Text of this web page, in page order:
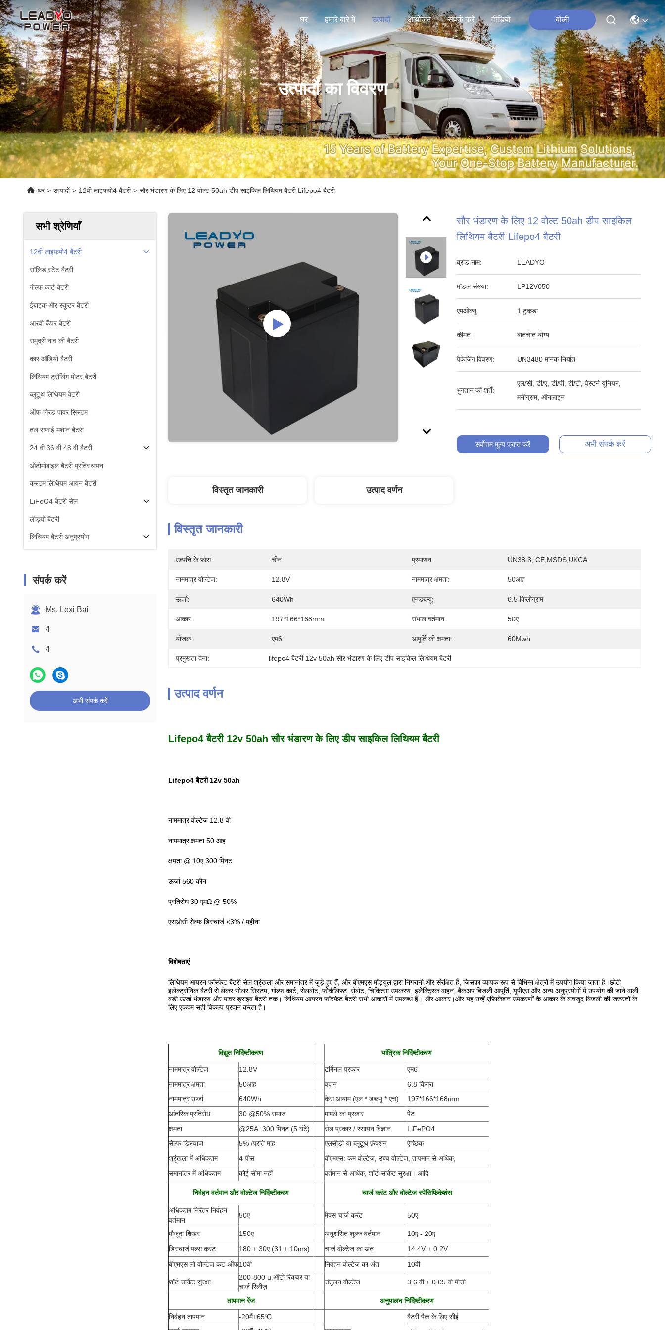
घर हमारे बारे में उत्पादों आयोजन संपर्क करें वीडियो बोली
उत्पादों का विवरण
घर > उत्पादों > 12वी लाइफपो4 बैटरी > सौर भंडारण के लिए 12 वोल्ट 50ah डीप साइकिल लिथियम बैटरी Lifepo4 बैटरी
सभी श्रेणियाँ
12वी लाइफपो4 बैटरी
सॉलिड स्टेट बैटरी
गोल्फ कार्ट बैटरी
ईबाइक और स्कूटर बैटरी
आरवी कैंपर बैटरी
समुद्री नाव की बैटरी
कार ऑडियो बैटरी
लिथियम ट्रॉलिंग मोटर बैटरी
ब्लूटूथ लिथियम बैटरी
ऑफ-ग्रिड पावर सिस्टम
तल सफाई मशीन बैटरी
24 वी 36 वी 48 वी बैटरी
ऑटोमोबाइल बैटरी प्रतिस्थापन
कस्टम लिथियम आयन बैटरी
LiFeO4 बैटरी सेल
लीड्यो बैटरी
लिथियम बैटरी अनुप्रयोग
संपर्क करें
Ms. Lexi Bai
4
4
अभी संपर्क करें
सौर भंडारण के लिए 12 वोल्ट 50ah डीप साइकिल
लिथियम बैटरी Lifepo4 बैटरी
ब्रांड नाम: LEADYO
मॉडल संख्या: LP12V050
एमओक्यू: 1 टुकड़ा
कीमत: बातचीत योग्य
पैकेजिंग विवरण: UN3480 मानक निर्यात
भुगतान की शर्तें:
एल/सी, डी/ए, डी/पी, टी/टी, वेस्टर्न यूनियन,
मनीग्राम, ऑनलाइन
सर्वोत्तम मूल्य प्राप्त करें अभी संपर्क करें
विस्तृत जानकारी उत्पाद वर्णन
विस्तृत जानकारी
उत्पत्ति के प्लेस: चीन प्रमाणन: UN38.3, CE,MSDS,UKCA
नाममात्र वोल्टेज: 12.8V नाममात्र क्षमता: 50आह
ऊर्जा: 640Wh एनडब्ल्यू: 6.5 किलोग्राम
आकार: 197*166*168mm संभाल वर्तमान: 50ए
योजक: एम6 आपूर्ति की क्षमता: 60Mwh
प्रमुखता देना: lifepo4 बैटरी 12v 50ah सौर भंडारण के लिए डीप साइकिल लिथियम बैटरी
उत्पाद वर्णन
Lifepo4 बैटरी 12v 50ah सौर भंडारण के लिए डीप साइकिल लिथियम बैटरी
Lifepo4 बैटरी 12v 50ah
नाममात्र वोल्टेज 12.8 वी
नाममात्र क्षमता 50 आह
क्षमता @ 10ए 300 मिनट
ऊर्जा 560 कौन
प्रतिरोध 30 एमΩ @ 50%
एसओसी सेल्फ डिस्चार्ज <3% / महीना
विशेषताएं
लिथियम आयरन फॉस्फेट बैटरी सेल श्रृंखला और समानांतर में जुड़े हुए हैं, और बीएमएस मॉड्यूल द्वारा निगरानी और संरक्षित हैं, जिसका व्यापक रूप से विभिन्न क्षेत्रों में उपयोग किया जाता है।छोटी
इलेक्ट्रॉनिक बैटरी से लेकर सोलर सिस्टम, गोल्फ कार्ट, सेलबोट, फोर्कलिफ्ट, रोबोट, चिकित्सा उपकरण, इलेक्ट्रिक वाहन, बैकअप बिजली आपूर्ति, यूपीएस और अन्य अनुप्रयोगों में उपयोग की जाने वाली
बड़ी ऊर्जा भंडारण और पावर ड्राइव बैटरी तक। लिथियम आयरन फॉस्फेट बैटरी सभी आकारों में उपलब्ध हैं। और आकार।और यह उन्हें एप्लिकेशन उपकरणों के आकार के बावजूद बिजली की जरूरतों के
लिए एकदम सही विकल्प प्रदान करता है।
विद्युत निर्दिष्टीकरण यांत्रिक निर्दिष्टीकरण
नाममात्र वोल्टेज 12.8V टर्मिनल प्रकार
एम6
नाममात्र क्षमता
50आह वज़न
6.8 किग्रा
नाममात्र ऊर्जा
640Wh केस आयाम (एल * डब्ल्यू * एच)
197*166*168mm
आंतरिक प्रतिरोध
30 @50% समाज मामले का प्रकार
पेट
क्षमता
@25A: 300 मिनट (5 घंटे) सेल प्रकार / रसायन विज्ञान
LiFePO4
सेल्फ डिस्चार्ज
5% /प्रति माह एलसीडी या ब्लूटूथ फ़ंक्शन
ऐच्छिक
श्रृंखला में अधिकतम
4 पीस
बीएमएस: कम वोल्टेज, उच्च वोल्टेज, तापमान से अधिक,
समानांतर में अधिकतम
कोई सीमा नहीं वर्तमान से अधिक, शॉर्ट-सर्किट सुरक्षा। आदि
निर्वहन वर्तमान और वोल्टेज निर्दिष्टीकरण चार्ज करंट और वोल्टेज स्पेसिफिकेशंस
अधिकतम निरंतर निर्वहन
वर्तमान
50ए मैक्स चार्ज करंट 50ए
मौजूदा शिखर 150ए अनुशंसित शुल्क वर्तमान
10ए - 20ए
डिस्चार्ज पल्स करंट
180 ± 30ए (31 ± 10ms) चार्ज वोल्टेज का अंत
14.4V ± 0.2V
बीएमएस लो वोल्टेज कट-ऑफ10वी निर्वहन वोल्टेज का अंत 10वी
शॉर्ट सर्किट सुरक्षा
200-800 µ ऑटो रिकवर या
चार्ज रिलीज़
संतुलन वोल्टेज 3.6 वी ± 0.05 वी पीसी
तापमान रेंज
अनुपालन निर्दिष्टीकरण
निर्वहन तापमान
-20मैं+65℃
बैटरी पैक के लिए सीई